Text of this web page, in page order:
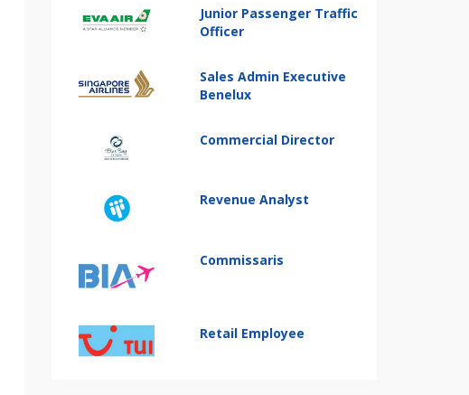
Junior Passenger Traffic
Officer
Sales Admin Executive
Benelux
Commercial Director
Revenue Analyst
Commissaris
Retail Employee